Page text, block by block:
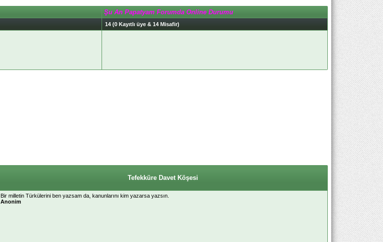
Şu An Papatyam Forumda Online Durumu
14 (0 Kayıtlı üye & 14 Misafir)
Tefekküre Davet Köşesi
Bir milletin Türkülerini ben yazsam da, kanunlarını kim yazarsa yazsın.
Anonim